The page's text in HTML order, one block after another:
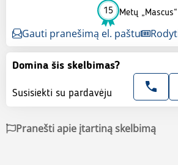
15 Metų „Mascus“
Gauti pranešimą el. paštu
Domina šis skelbimas?
Susisiekti su pardavėju
Pranešti apie įtartiną skelbimą